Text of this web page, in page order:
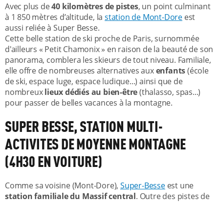
Avec plus de40 kilomètres de pistes, un point culminant
à 1 850 mètres d’altitude, lastation de Mont-Dore est
aussi reliée à Super Besse.
Cette belle station de ski proche de Paris, surnommée
d'ailleurs « Petit Chamonix » en raison de la beauté de son
panorama, comblera les skieurs de tout niveau. Familiale,
elle offre de nombreuses alternatives auxenfants(école
de ski, espace luge, espace ludique...) ainsi que de
nombreuxlieux dédiés au bien-être(thalasso, spas...)
pour passer de belles vacances à la montagne.
SUPER BESSE, STATION MULTI-
ACTIVITES DE MOYENNE MONTAGNE
(4H30 EN VOITURE)
Comme sa voisine (Mont-Dore),Super-Besseest une
station familiale du Massif central. Outre des pistes de